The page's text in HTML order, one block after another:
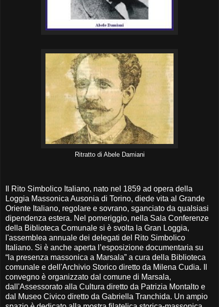
Ritratto di Abele Damiani
Il Rito Simbolico Italiano, nato nel 1859 ad opera della
Loggia Massonica Ausonia di Torino, diede vita al Grande
Oriente Italiano, regolare e sovrano, sganciato da qualsiasi
dipendenza estera. Nel pomeriggio, nella Sala Conferenze
della Biblioteca Comunale si è svolta la Gran Loggia,
l'assemblea annuale dei delegati del Rito Simbolico
Italiano. Si è anche aperta l’esposizione documentaria su
“la presenza massonica a Marsala” a cura della Biblioteca
comunale e dell'Archivio Storico diretto da Milena Cudia. Il
convegno è organizzato dal comune di Marsala,
dall'Assessorato alla Cultura diretto da Patrizia Montalto e
dal Museo Civico diretto da Gabriella Tranchida. Un ampio